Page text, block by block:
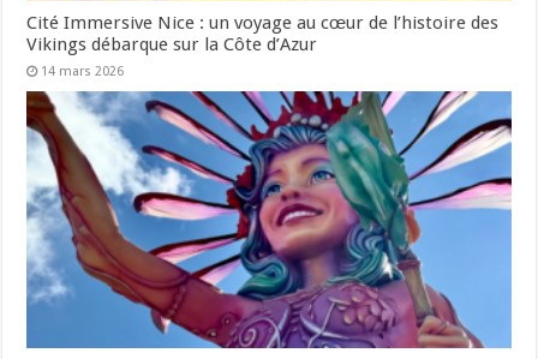
Cité Immersive Nice : un voyage au cœur de l’histoire des
Vikings débarque sur la Côte d’Azur
14 mars 2026